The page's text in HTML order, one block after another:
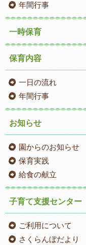
年間行事
一時保育
保育内容
一日の流れ
年間行事
お知らせ
園からのお知らせ
保育実践
給食の献立
子育て支援センター
ご利用について
さくらんぼだより